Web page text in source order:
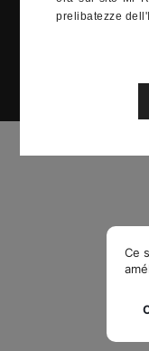
Ce
prelibatezze